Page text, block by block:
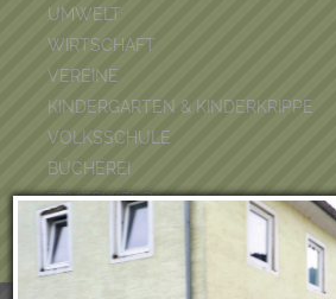
UMWELT
WIRTSCHAFT
VEREINE
KINDERGARTEN & KINDERKRIPPE
VOLKSSCHULE
BÜCHEREI
FEUERWEHR
DUATHLON 2026
POOLKALENDER